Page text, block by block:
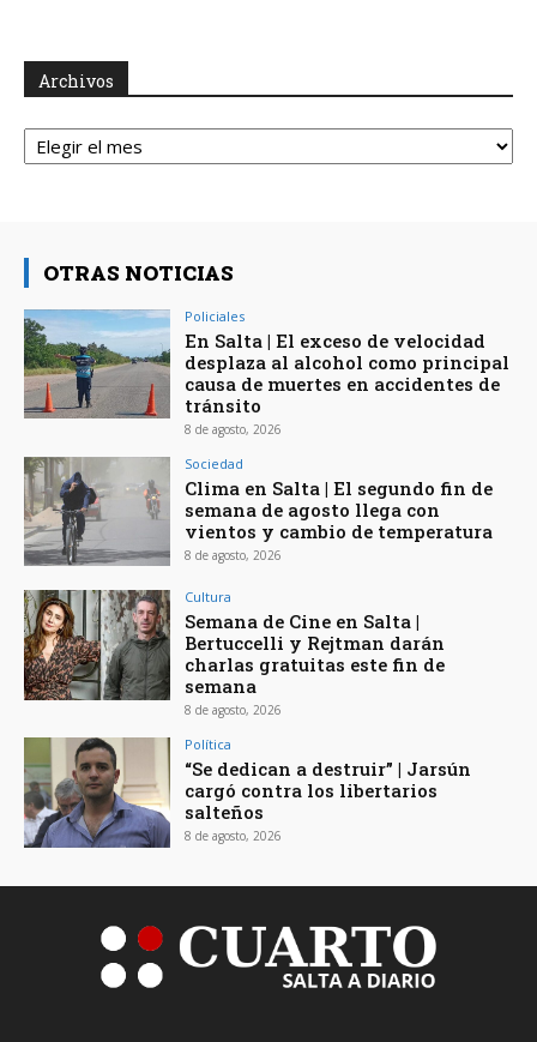
Archivos
Archivos
OTRAS NOTICIAS
Policiales
En Salta | El exceso de velocidad
desplaza al alcohol como principal
causa de muertes en accidentes de
tránsito
8 de agosto, 2026
Sociedad
Clima en Salta | El segundo fin de
semana de agosto llega con
vientos y cambio de temperatura
8 de agosto, 2026
Cultura
Semana de Cine en Salta |
Bertuccelli y Rejtman darán
charlas gratuitas este fin de
semana
8 de agosto, 2026
Política
“Se dedican a destruir” | Jarsún
cargó contra los libertarios
salteños
8 de agosto, 2026